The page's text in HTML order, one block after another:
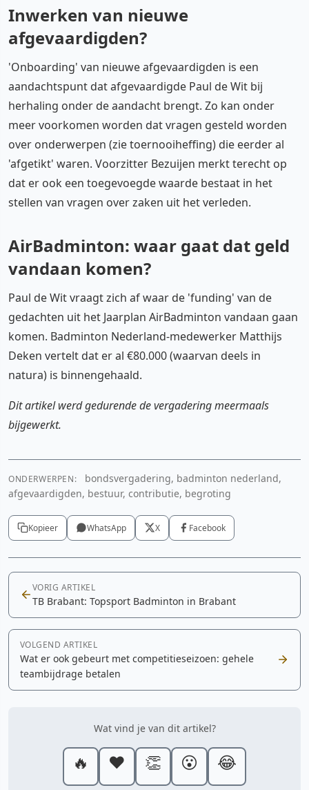
Inwerken van nieuwe
afgevaardigden?
'Onboarding' van nieuwe afgevaardigden is een
aandachtspunt dat afgevaardigde Paul de Wit bij
herhaling onder de aandacht brengt. Zo kan onder
meer voorkomen worden dat vragen gesteld worden
over onderwerpen (zie toernooiheffing) die eerder al
'afgetikt' waren. Voorzitter Bezuijen merkt terecht op
dat er ook een toegevoegde waarde bestaat in het
stellen van vragen over zaken uit het verleden.
AirBadminton: waar gaat dat geld
vandaan komen?
Paul de Wit vraagt zich af waar de 'funding' van de
gedachten uit het Jaarplan AirBadminton vandaan gaan
komen. Badminton Nederland-medewerker Matthijs
Deken vertelt dat er al €80.000 (waarvan deels in
natura) is binnengehaald.
Dit artikel werd gedurende de vergadering meermaals
bijgewerkt.
ONDERWERPEN:
bondsvergadering, badminton nederland,
afgevaardigden, bestuur, contributie, begroting
Kopieer WhatsApp X Facebook
VORIG ARTIKEL
TB Brabant: Topsport Badminton in Brabant
VOLGEND ARTIKEL
Wat er ook gebeurt met competitieseizoen: gehele
teambijdrage betalen
Wat vind je van dit artikel?
🔥 ❤️ 👏 😮 😂